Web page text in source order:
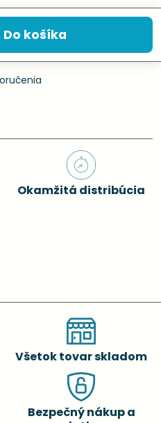
Do košíka
Okamžitá distribúcia
Všetok tovar skladom
Bezpečný nákup a